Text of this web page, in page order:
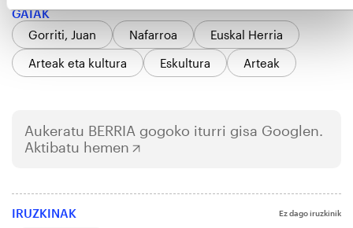
GAIAK
Gorriti, Juan
Nafarroa
Euskal Herria
Arteak eta kultura
Eskultura Arteak
Aukeratu BERRIA gogoko iturri gisa Googlen.
Aktibatu hemen
IRUZKINAK Ez dago iruzkinik